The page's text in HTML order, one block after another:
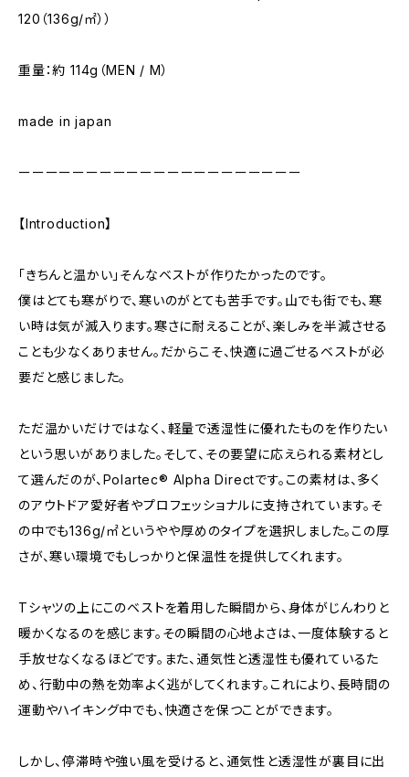
120（136g/㎡））
重量：約 114g（MEN / M）
made in japan
ーーーーーーーーーーーーーーーーーーーーー
【Introduction】
「きちんと温かい」そんなベストが作りたかったのです。
僕はとても寒がりで、寒いのがとても苦手です。山でも街でも、寒
い時は気が滅入ります。寒さに耐えることが、楽しみを半減させる
ことも少なくありません。だからこそ、快適に過ごせるベストが必
要だと感じました。
ただ温かいだけではなく、軽量で透湿性に優れたものを作りたい
という思いがありました。そして、その要望に応えられる素材とし
て選んだのが、Polartec® Alpha Directです。この素材は、多く
のアウトドア愛好者やプロフェッショナルに支持されています。そ
の中でも136g/㎡というやや厚めのタイプを選択しました。この厚
さが、寒い環境でもしっかりと保温性を提供してくれます。
Tシャツの上にこのベストを着用した瞬間から、身体がじんわりと
暖かくなるのを感じます。その瞬間の心地よさは、一度体験すると
手放せなくなるほどです。また、通気性と透湿性も優れているた
め、行動中の熱を効率よく逃がしてくれます。これにより、長時間の
運動やハイキング中でも、快適さを保つことができます。
しかし、停滞時や強い風を受けると、通気性と透湿性が裏目に出